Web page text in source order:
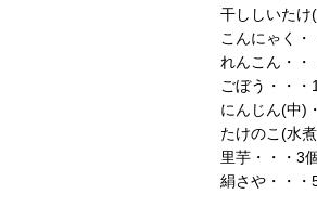
干ししいたけ
こんにゃく・
れんこん・・
ごぼう・・・
にんじん(中)
たけのこ(水
里芋・・・3
絹さや・・・